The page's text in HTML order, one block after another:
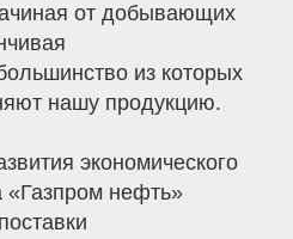
от добывающих
из которых
нашу продукцию.
экономического
«Газпром нефть»